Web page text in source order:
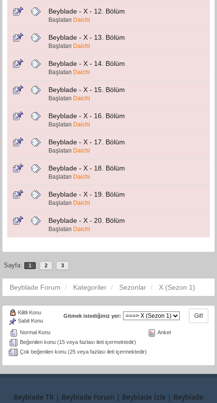
Beyblade - X - 12. Bölüm
Başlatan Daichi
Beyblade - X - 13. Bölüm
Başlatan Daichi
Beyblade - X - 14. Bölüm
Başlatan Daichi
Beyblade - X - 15. Bölüm
Başlatan Daichi
Beyblade - X - 16. Bölüm
Başlatan Daichi
Beyblade - X - 17. Bölüm
Başlatan Daichi
Beyblade - X - 18. Bölüm
Başlatan Daichi
Beyblade - X - 19. Bölüm
Başlatan Daichi
Beyblade - X - 20. Bölüm
Başlatan Daichi
Sayfa: 1 2 3
Beyblade Forum Kategoriler Sezonlar X (Sezon 1)
Gitmek istediğiniz yer:
Normal Konu
Beğenilen konu (15 veya fazlası ileti içermektedir)
Çok beğenilen konu (25 veya fazlası ileti içermektedir)
Kilitli Konu
Sabit Konu
Anket
Beyblade TR | Beyblade Forum | Beyblade İzle | Beyblade